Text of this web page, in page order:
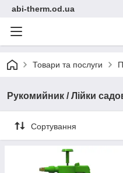
abi-therm.od.ua
Товари та послуги
Рукомийник / Лiйки
Сортування